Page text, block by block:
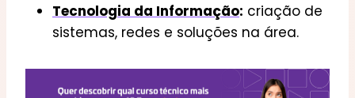
Tecnologia da Informação: criação de
sistemas, redes e soluções na área.